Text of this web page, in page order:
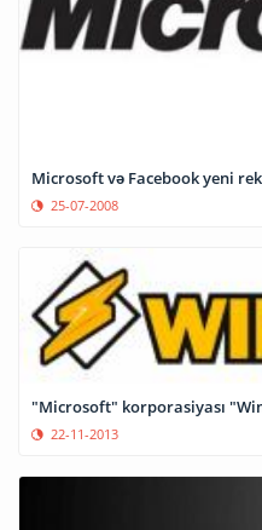
Microsoft və Facebook yeni
25-07-2008
"Microsoft" korporasiyası
22-11-2013